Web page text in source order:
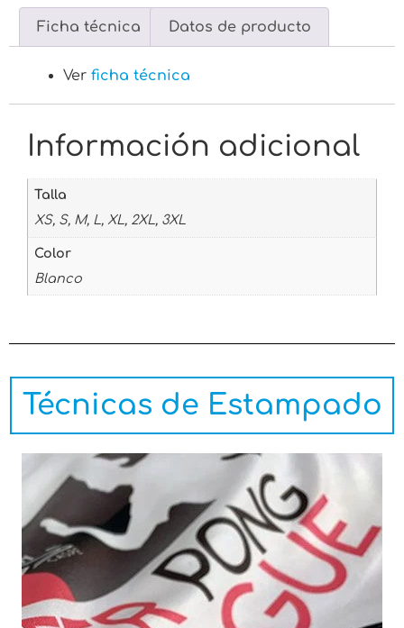
Ficha técnica Datos de producto
Ver ficha técnica
Información adicional
Talla
XS, S, M, L, XL, 2XL, 3XL
Color
Blanco
Técnicas de Estampado